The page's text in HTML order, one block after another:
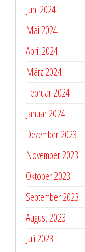
Juni 2024
Mai 2024
April 2024
März 2024
Februar 2024
Januar 2024
Dezember 2023
November 2023
Oktober 2023
September 2023
August 2023
Juli 2023